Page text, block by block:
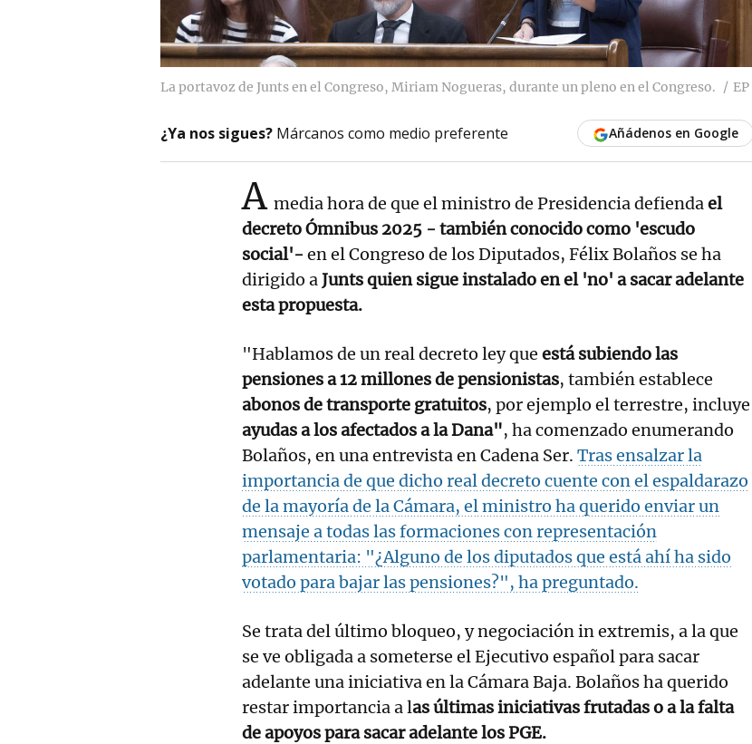
La portavoz de Junts en el Congreso, Miriam Nogueras, durante un pleno en el Congreso. EP
¿Ya nos sigues? Márcanos como medio preferente Añádenos en Google
A media hora de que el ministro de Presidencia defiendael
decreto Ómnibus 2025 - también conocido como 'escudo
social'- en el Congreso de los Diputados, Félix Bolaños se ha
dirigido aJunts quien sigue instalado en el 'no' a sacar adelante
esta propuesta.
"Hablamos de un real decreto ley que está subiendo las
pensiones a 12 millones de pensionistas, también establece
abonos de transporte gratuitos, por ejemplo el terrestre, incluye
ayudas a los afectados a la Dana", ha comenzado enumerando
Bolaños, en una entrevista en Cadena Ser. Tras ensalzar la
importancia de que dicho real decreto cuente con el espaldarazo
de la mayoría de la Cámara, el ministro ha querido enviar un
mensaje a todas las formaciones con representación
parlamentaria: "¿Alguno de los diputados que está ahí ha sido
votado para bajar las pensiones?", ha preguntado.
Se trata del último bloqueo, y negociación in extremis, a la que
se ve obligada a someterse el Ejecutivo español para sacar
adelante una iniciativa en la Cámara Baja. Bolaños ha querido
restar importancia a las últimas iniciativas frutadas o a la falta
de apoyos para sacar adelante los PGE.